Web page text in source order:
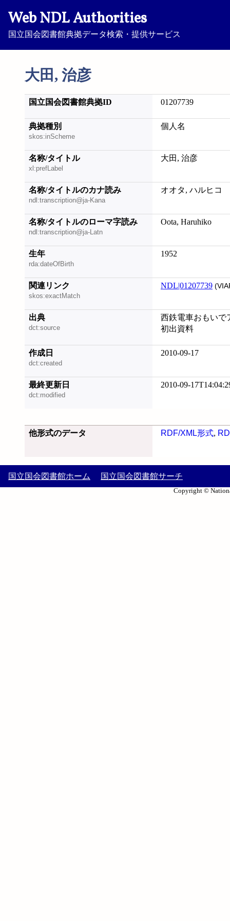
Web NDL Authorities
国立国会図書館典拠データ検索・提供サービス
大田, 治彦
国立国会図書館典拠ID 01207739
典拠種別
skos:inScheme
個人名
名称/タイトル
xl:prefLabel
大田, 治彦
名称/タイトルのカナ読み
ndl:transcription@ja-Kana
オオタ, ハルヒコ
名称/タイトルのローマ字読み
ndl:transcription@ja-Latn
Oota, Haruhiko
生年
rda:dateOfBirth
1952
関連リンク
skos:exactMatch
NDL|01207739
出典
dct:source
西鉄電車おもいで
初出資料
作成日
dct:created
2010-09-17
最終更新日
dct:modified
2010-09-
他形式のデータ RDF/XML形式,
国立国会図書館ホーム 国立国会図書館サーチ
Copyright ©